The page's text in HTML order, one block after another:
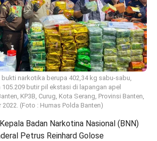
bukti narkotika berupa 402,34 kg sabu-sabu,
105.209 butir pil ekstasi di lapangan apel
KP3B, Curug, Kota Serang, Provinsi Banten,
(Foto : Humas Polda Banten)
Kepala Badan Narkotina Nasional (BNN)
Petrus Reinhard Golose